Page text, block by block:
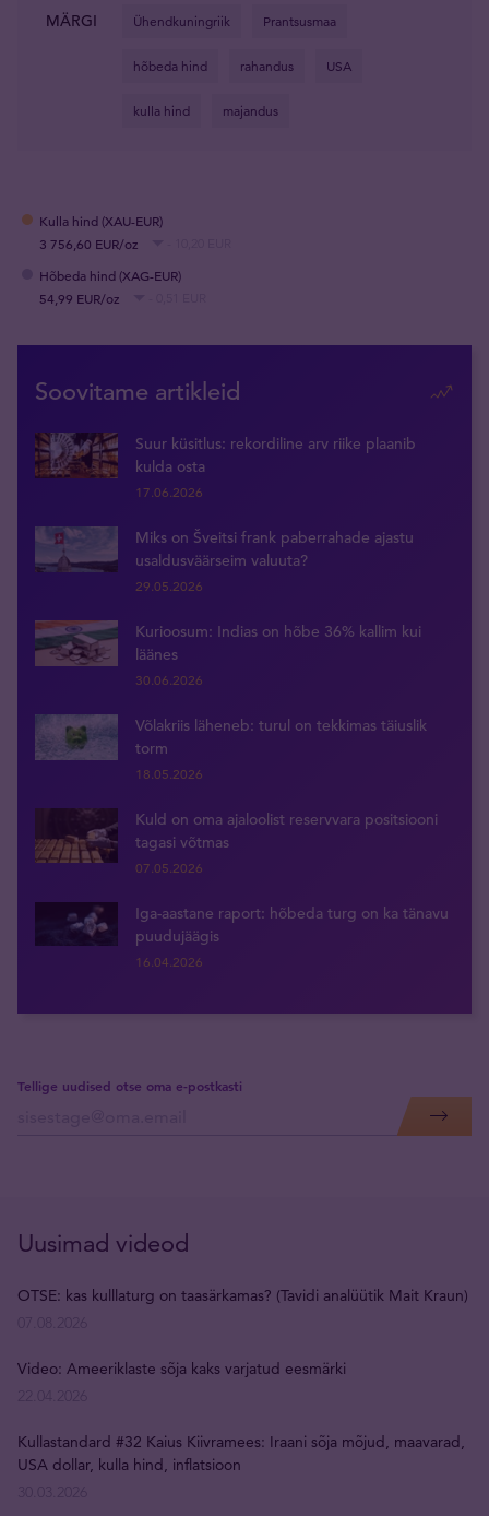
MÄRGI Ühendkuningriik Prantsusmaa
hõbeda hind rahandus USA
kulla hind majandus
Kulla hind (XAU-EUR)
3 756,60 EUR/oz
Hõbeda hind (XAG-EUR)
54,99 EUR/oz
Soovitame artikleid
Suur küsitlus: rekordiline arv riike plaanib
kulda osta
17.06.2026
Miks on Šveitsi frank paberrahade ajastu
usaldusväärseim valuuta?
29.05.2026
Kurioosum: Indias on hõbe 36% kallim kui
läänes
30.06.2026
Võlakriis läheneb: turul on tekkimas täiuslik
torm
18.05.2026
Kuld on oma ajaloolist reservvara positsiooni
tagasi võtmas
07.05.2026
Iga-aastane raport: hõbeda turg on ka tänavu
puudujäägis
16.04.2026
Tellige uudised otse oma e-postkasti
Uusimad videod
OTSE: kas kulllaturg on taasärkamas? (Tavidi analüütik Mait Kraun)
Video: Ameeriklaste sõja kaks varjatud eesmärki
Kullastandard #32 Kaius Kiivramees: Iraani sõja mõjud, maavarad,
USA dollar, kulla hind, inflatsioon